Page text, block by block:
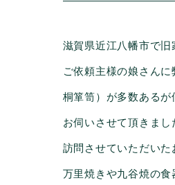
滋賀県近江八幡市で旧
ご依頼主様の娘さん
桐箪笥）が多数ある
お伺いさせて頂きまし
訪問させていただい
万里焼きや九谷焼の